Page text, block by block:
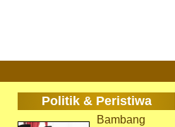
Politik & Peristiwa
Bambang